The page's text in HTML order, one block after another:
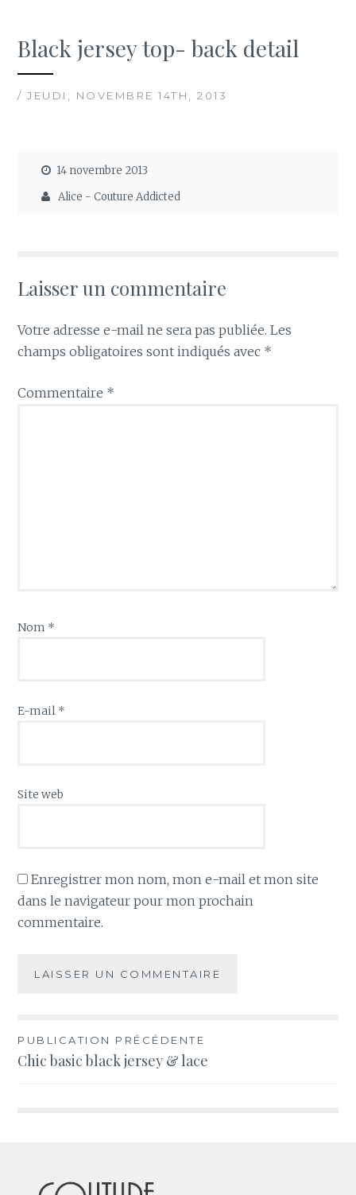
Black jersey top- back detail
/ JEUDI, NOVEMBRE 14TH, 2013
14 novembre 2013
Alice - Couture Addicted
Laisser un commentaire
Votre adresse e-mail ne sera pas publiée. Les
champs obligatoires sont indiqués avec *
Commentaire *
Nom *
E-mail *
Site web
Enregistrer mon nom, mon e-mail et mon site
dans le navigateur pour mon prochain
commentaire.
Navigation
de
PUBLICATION PRÉCÉDENTE
Chic basic black jersey & lace